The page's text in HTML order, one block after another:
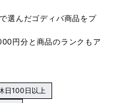
選んだゴディバ商品をプ
円分と商品のランクもア
日100日以上